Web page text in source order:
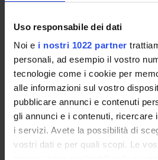
Uso responsabile dei dati
Noi e i nostri 1022 partner
personali, ad esempio il vostro
tecnologie come i cookie per
alle informazioni sul vostro
pubblicare annunci e contenuti
gli annunci e i contenuti, ricercare
i servizi. Avete la possibilità di
vostri dati e per quali scopi. Le
Degree class : CP - Advanced
(university)
Location : Verona